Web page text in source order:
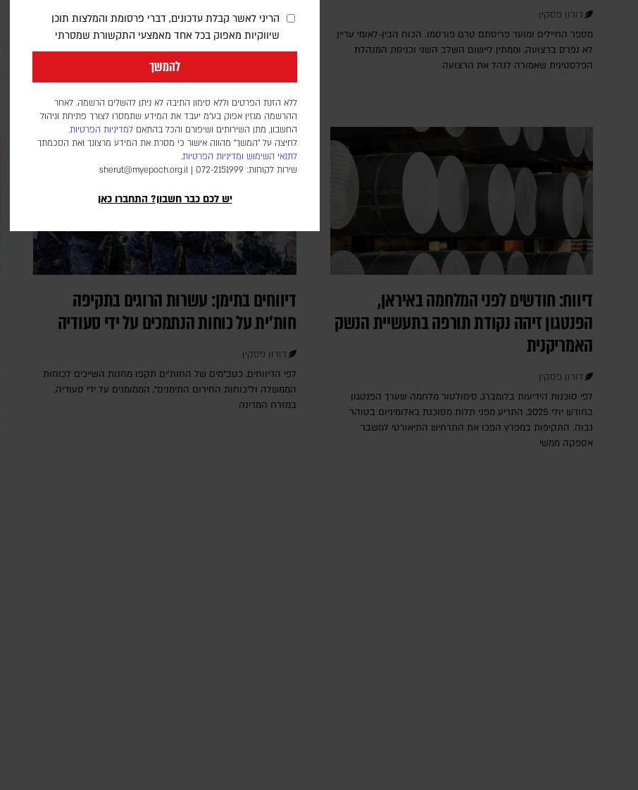
הריני לאשר קבלת עדכונים, דברי פרסומת והמלצות תוכן
שיווקיות מאפוק בכל אחד מאמצעי התקשורת שמסרתי
להמשך
ללא הזנת הפרטים וללא סימון התיבה לא ניתן להשלים הרשמה. לאחר
ההרשמה מגזין אפוק בע״מ יעבד את המידע שתמסרו לצורך פתיחת וניהול
החשבון, מתן השירותים ושיפורם והכל בהתאם למדיניות הפרטיות.
לחיצה על "המשך" מהווה אישור כי מסרת את המידע מרצונך ואת הסכמתך
לתנאי השימוש ומדיניות הפרטיות.
שירות לקוחות: 072-2151999 |
sherut@myepoch.org.il
יש לכם כבר חשבון? התחברו כאן
דורון פסקין
מספר החיילים ומועד פריסתם טרם פורסמו. הכוח הבין-לאומי עדיין
לא נפרס ברצועה, וממתין ליישום השלב השני וכניסת המנהלת
הפלסטינית שאמורה לנהל את הרצועה
לפי דיווחים במספר סוכנויות ידיעות, ההסכם צפוי להיחתם בג'דה
במפגש בין מנהיגי שלוש המדינות. גורם שצוטט בסוכנות הידיעות
AFP טען כי המגעים בנושא נמשכו זמן רב, אך ההתפתחויות
האחרונות באזור האיצו אותם. בשלב זה, לא פורסמו פרטים על תוכן
דיווח: חודשים לפני המלחמה באיראן,
הפנטגון זיהה נקודת תורפה בתעשיית הנשק
האמריקנית
דורון פסקין
לפי סוכנות הידיעות בלומברג, סימולטור מלחמה שערך הפנטגון
בחודש יולי 2025, התריע מפני תלות מסוכנת באלומיניום בטוהר
גבוה. התקיפות במפרץ הפכו את התרחיש התיאורטי למשבר
אספקה ממשי
דיווחים בתימן: עשרות הרוגים בתקיפה
חות'ית על כוחות הנתמכים על ידי סעודיה
דורון פסקין
לפי הדיווחים, כטב"מים של החות'ים תקפו מחנות השייכים לכוחות
הממשלה ול"כוחות החירום התימנים", הממומנים על ידי סעודיה,
במזרח המדינה